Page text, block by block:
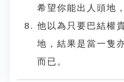
希望你能出人頭地
他以為只要巴結權
地，結果是當一隻
而已。